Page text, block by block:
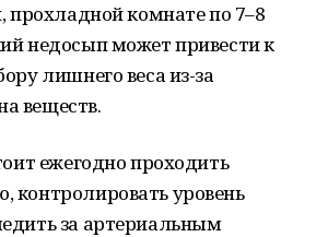
прохладной комнате по 7–8
недосып может привести к
лишнего веса из-за
веществ.
ежегодно проходить
контролировать уровень
за артериальным